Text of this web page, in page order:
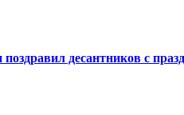
десантников с